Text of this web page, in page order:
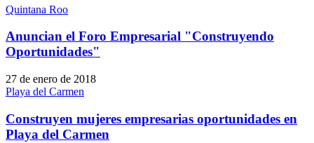
Quintana Roo
Anuncian el Foro Empresarial "Construyendo
Oportunidades"
27 de enero de 2018
Playa del Carmen
Construyen mujeres empresarias oportunidades en
Playa del Carmen